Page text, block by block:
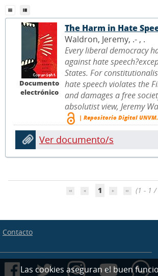
Documento
electrónico
The Harm in Hate
Waldron, Jeremy, .- , .
Every liberal democracy
against hate
States. For
hate speech violates the
and damages a free
absolutist view, Jeremy
| Repositorio Digital UNVM.
Ver documento/s
1 (1 - 1 /
Contacto
Las cookies aseguran el buen